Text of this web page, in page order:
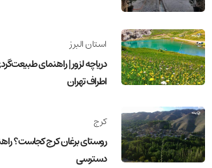
استان البرز
دریاچه لزور | راهنمای
اطراف تهران
کرج
روستای برغان کرج کجاست؟
دسترسی